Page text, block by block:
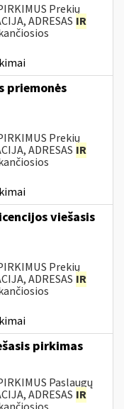
Prekių
ADRESAS IR
priemonės
Prekių
ADRESAS IR
viešasis
Prekių
ADRESAS IR
pirkimas
Paslaugų
ADRESAS IR